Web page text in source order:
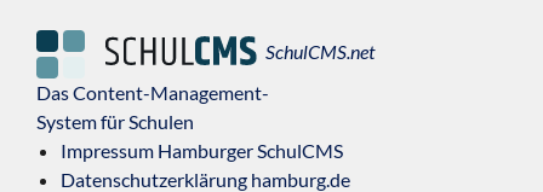
SchulCMS.net
Das Content-Management-
System für Schulen
Impressum Hamburger SchulCMS
Datenschutzerklärung hamburg.de